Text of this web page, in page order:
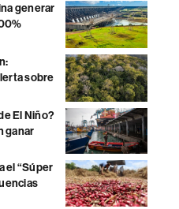
generar
sobre
El Niño?
ganar
el “Súper